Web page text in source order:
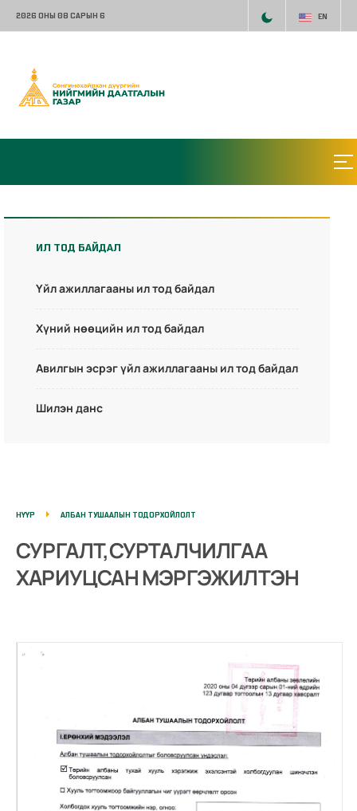
2026 ОНЫ 08 САРЫН 6 EN
ИЛ ТОД БАЙДАЛ
Үйл ажиллагааны ил тод байдал
Хүний нөөцийн ил тод байдал
Авилгын эсрэг үйл ажиллагааны ил тод байдал
Шилэн данс
НҮҮР АЛБАН ТУШААЛЫН ТОДОРХОЙЛОЛТ
СУРГАЛТ,СУРТАЛЧИЛГАА
ХАРИУЦСАН МЭРГЭЖИЛТЭН